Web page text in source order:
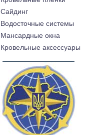
Cайдинг
Водосточные системы
Мансардные окна
Кровельные аксессуары